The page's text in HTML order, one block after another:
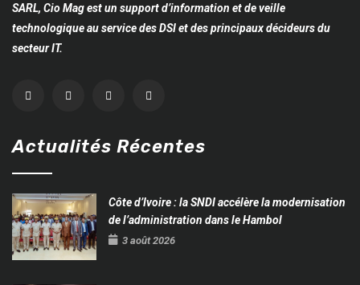
SARL, Cio Mag est un support d’information et de veille
technologique au service des DSI et des principaux décideurs du
secteur IT.
Actualités Récentes
Côte d’Ivoire : la SNDI accélère la modernisation
de l’administration dans le Hambol
3 août 2026